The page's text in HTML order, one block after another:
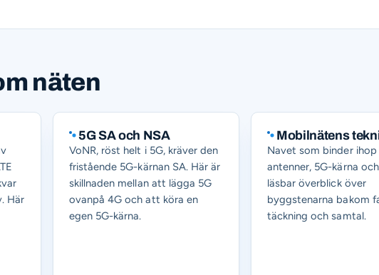
näten
Här
5G SA och NSA
VoNR, röst helt i 5G, kräver den
fristående 5G-kärnan SA. Här är
skillnaden mellan att lägga 5G
ovanpå 4G och att köra en
egen 5G-kärna.
Mobilnätens
Navet som binder ihop
antenner, 5G-kärna
läsbar överblick över
byggstenarna bakom
täckning och samtal.